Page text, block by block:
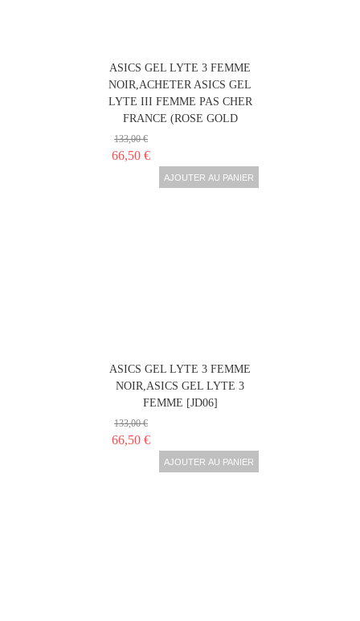
ASICS GEL LYTE 3 FEMME
NOIR,ACHETER ASICS GEL
LYTE III FEMME PAS CHER
FRANCE (ROSE GOLD
133,00 €
66,50 €
AJOUTER AU PANIER
ASICS GEL LYTE 3 FEMME
NOIR,ASICS GEL LYTE 3
FEMME [JD06]
133,00 €
66,50 €
AJOUTER AU PANIER